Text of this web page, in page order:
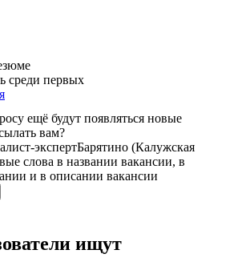
среди первых
ещё будут появляться новые
вам?
экспертБарятино (Калужская
слова в названии вакансии, в
и в описании вакансии
ищут